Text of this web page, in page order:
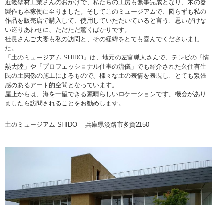
近畿壁材工業さんのおかげで、私たちの工房も無事完成となり、木の器
製作も本稼働に至りました。そしてこのミュージアムで、図らずも私の
作品を販売店で購入して、使用していただいていると言う、思いがけな
い巡りあわせに、ただただ驚くばかりです。
社長さんご夫妻も私の訪問と、その経緯をとても喜んでくださいまし
た。
「土のミュージアム SHIDO」は、地元の左官職人さんで、テレビの「情
熱大陸」や「プロフェッショナル仕事の流儀」でも紹介された久住有生
氏の土関係の施工によるもので、様々な土の表情を表現し、とても緊張
感のあるアート的空間となっています。
屋上からは、海を一望できる素晴らしいロケーションです。機会があり
ましたら訪問されることをお勧めします。
土のミュージアム SHIDO 兵庫県淡路市多賀2150